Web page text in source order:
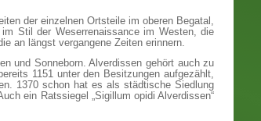
der einzelnen Ortsteile im oberen Begatal,
Stil der Weserrenaissance im Westen, die
an längst vergangene Zeiten erinnern.
und Sonneborn. Alverdissen gehört auch zu
1151 unter den Besitzungen aufgezählt,
1370 schon hat es als städtische Siedlung
ein Ratssiegel „Sigillum opidi Alverdissen“